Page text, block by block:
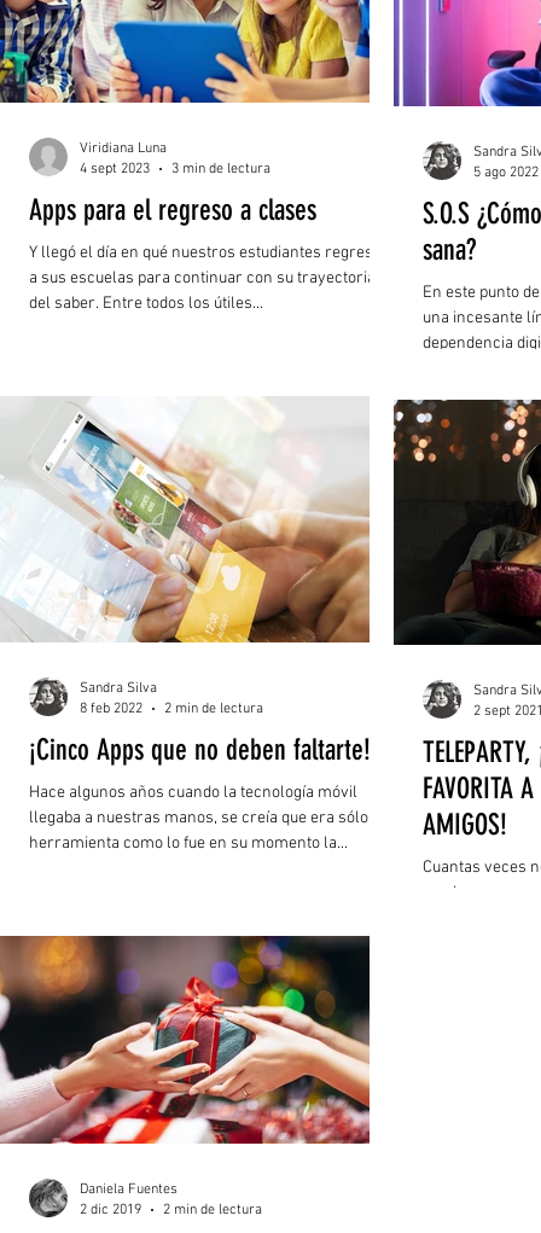
Apps para el regreso a clases
Y llegó el día en qué nuestros estudiantes regresan
a sus escuelas para continuar con su trayectoria
del saber. Entre todos los útiles...
Viridiana Luna
4 sept 2023
3 min de lectura
S.O.S
sana?
En este punto
una incesante
dependencia
Sandra
5 ago 2022
¡Cinco Apps que no deben faltarte!
Hace algunos años cuando la tecnología móvil
llegaba a nuestras manos, se creía que era sólo una
herramienta como lo fue en su momento la...
Sandra Silva
8 feb 2022
2 min de lectura
FAVORITA
AMIGOS!
Cuantas veces
con las
Sandra
2 sept
Daniela Fuentes
2 dic 2019
2 min de lectura